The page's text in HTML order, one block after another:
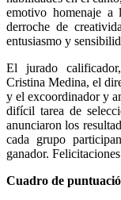
emotivo homenaje a
derroche de
entusiasmo y
El jurado
Cristina Medina, el
y el excoordinador y
difícil tarea de
anunciaron los
cada grupo
ganador. Felicitaciones
Cuadro de